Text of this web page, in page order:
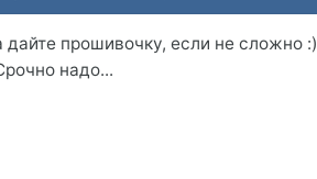
дайте прошивочку, если не сложно :)
надо...